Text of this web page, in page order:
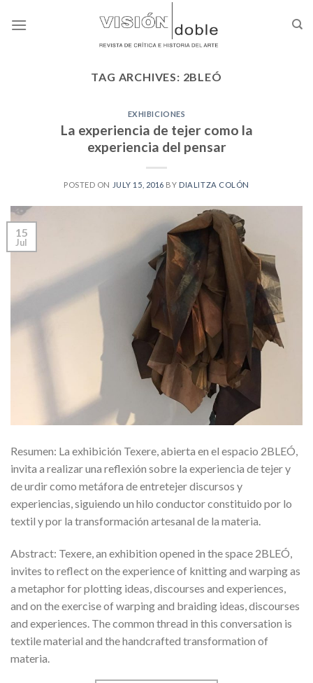
TAG ARCHIVES: 2BLEÓ
EXHIBICIONES
La experiencia de tejer como la
experiencia del pensar
POSTED ON JULY 15, 2016 BY DIALITZA COLÓN
15
Jul
Resumen: La exhibición Texere, abierta en el espacio 2BLEÓ,
invita a realizar una reflexión sobre la experiencia de tejer y
de urdir como metáfora de entretejer discursos y
experiencias, siguiendo un hilo conductor constituido por lo
textil y por la transformación artesanal de la materia.
Abstract: Texere, an exhibition opened in the space 2BLEÓ,
invites to reflect on the experience of knitting and warping as
a metaphor for plotting ideas, discourses and experiences,
and on the exercise of warping and braiding ideas, discourses
and experiences. The common thread in this conversation is
textile material and the handcrafted transformation of
materia.